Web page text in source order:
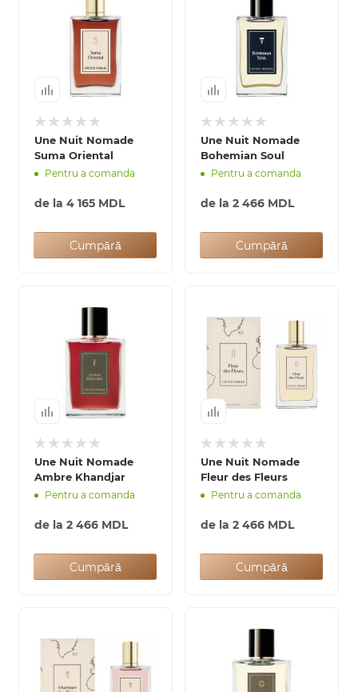
Une Nuit Nomade
Suma Oriental
Pentru a comanda
de la 4 165 MDL
Cumpără
Une Nuit Nomade
Bohemian Soul
Pentru a comanda
de la 2 466 MDL
Cumpără
Une Nuit Nomade
Ambre Khandjar
Pentru a comanda
de la 2 466 MDL
Cumpără
Une Nuit Nomade
Fleur des Fleurs
Pentru a comanda
de la 2 466 MDL
Cumpără